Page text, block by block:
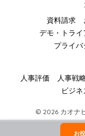
資料請求
デモ・トライ
プライバ
人事評価 人事戦
ビジ
© 2026 カオナ
お